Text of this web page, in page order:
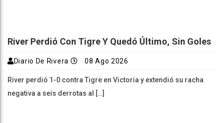
River Perdió Con Tigre Y Quedó Último, Sin Goles
Diario De Rivera 08 Ago 2026
River perdió 1-0 contra Tigre en Victoria y extendió su racha
negativa a seis derrotas al […]